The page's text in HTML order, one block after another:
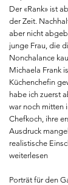
Der «Rank» ist
der Zeit.
aber nicht
junge Frau, die
Nonchalance
Michaela Frank
Küchenchefin
habe ich zuerst
war noch mitten
Chefkoch, ihre
Ausdruck
realistische
weiterlesen
Porträt für den